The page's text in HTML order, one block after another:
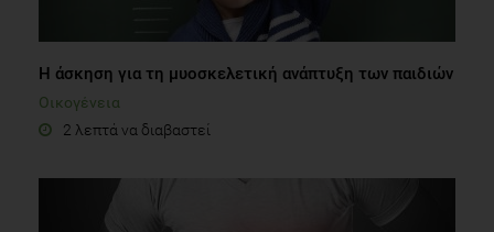
Η άσκηση για τη μυοσκελετική ανάπτυξη των παιδιών
Οικογένεια
2 λεπτά να διαβαστεί